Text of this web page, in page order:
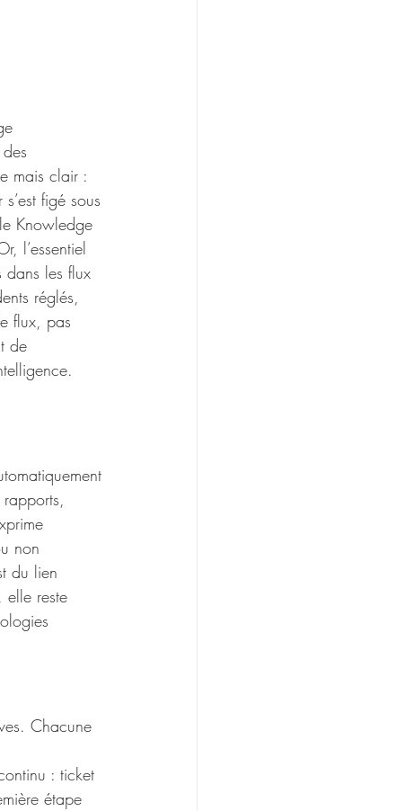
mais clair :
figé sous
Knowledge
l’essentiel
dans les flux
réglés,
flux, pas
de
non
du lien
elle reste
Chacune
: ticket
étape